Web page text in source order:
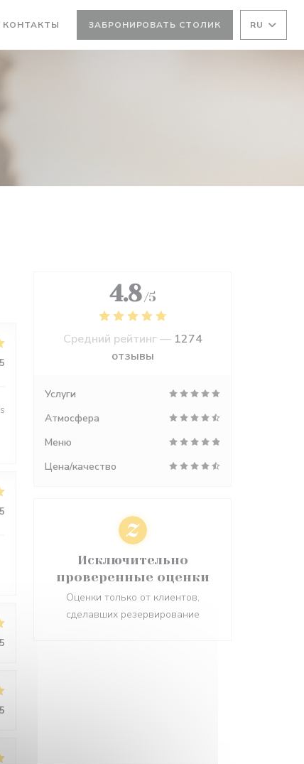
В НОВОМ ОКНЕ))
КОНТАКТЫ ЗАБРОНИРОВАТЬ СТОЛИК RU
4.8 /5
Средний рейтинг — 1274
отзывы
Услуги
Атмосфера
Меню
Цена/качество
Исключительно
проверенные оценки
Оценки только от клиентов,
сделавших резервирование